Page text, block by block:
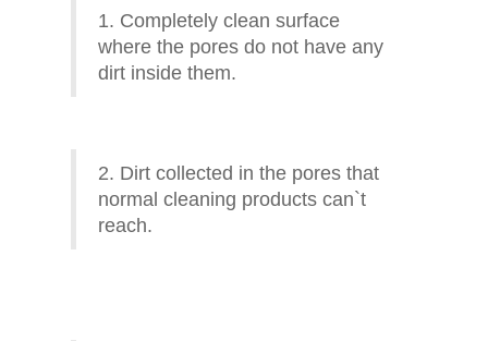
1. Completely clean surface
where the pores do not have any
dirt inside them.
2. Dirt collected in the pores that
normal cleaning products can`t
reach.